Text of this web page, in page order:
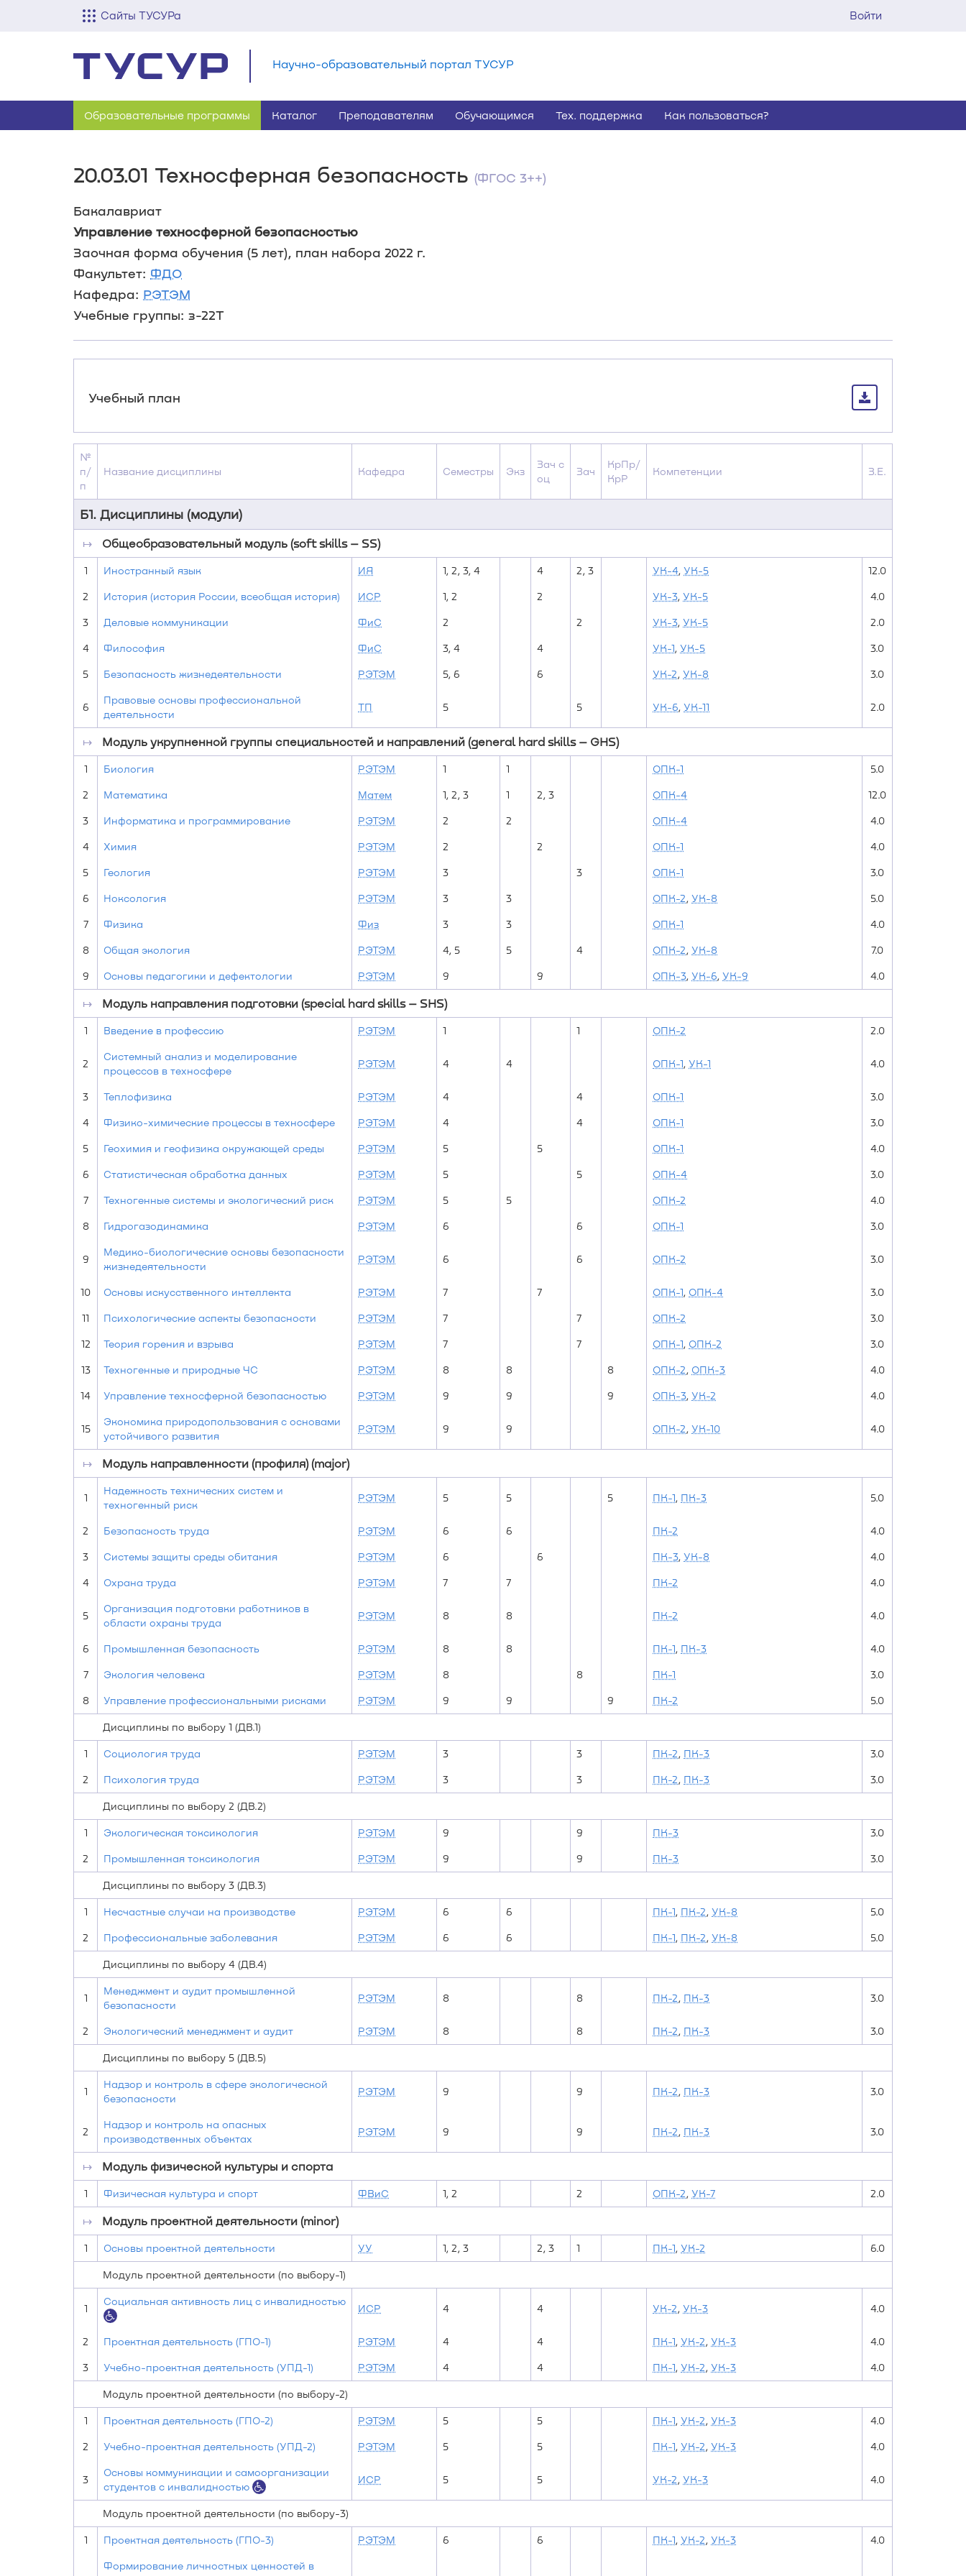
Сайты ТУСУРа Войти
Научно-образовательный портал ТУСУР
Образовательные программы Каталог Преподавателям Обучающимся Тех. поддержка Как пользоваться?
20.03.01 Техносферная безопасность (ФГОС 3++)
Бакалавриат
Управление техносферной безопасностью
Заочная форма обучения (5 лет), план набора 2022 г.
Факультет: ФДО
Кафедра: РЭТЭМ
Учебные группы: з-22Т
Учебный план
№
п/
п
Название дисциплины Кафедра Семестры Экз
Зач с
оц
Зач
КрПр/
КрР
Компетенции З.Е.
Б1. Дисциплины (модули)
↦ Общеобразовательный модуль (soft skills – SS)
1 Иностранный язык ИЯ 1, 2, 3, 4 4 2, 3 УК-4, УК-5 12.0
2 История (история России, всеобщая история) ИСР 1, 2 2 УК-3, УК-5 4.0
3 Деловые коммуникации ФиС 2 2 УК-3, УК-5 2.0
4 Философия ФиС 3, 4 4 УК-1, УК-5 3.0
5 Безопасность жизнедеятельности РЭТЭМ 5, 6 6 УК-2, УК-8 3.0
6
Правовые основы профессиональной
деятельности
ТП 5 5 УК-6, УК-11 2.0
↦ Модуль укрупненной группы специальностей и направлений (general hard skills – GHS)
1 Биология РЭТЭМ 1 1 ОПК-1 5.0
2 Математика Матем 1, 2, 3 1 2, 3 ОПК-4 12.0
3 Информатика и программирование РЭТЭМ 2 2 ОПК-4 4.0
4 Химия РЭТЭМ 2 2 ОПК-1 4.0
5 Геология РЭТЭМ 3 3 ОПК-1 3.0
6 Ноксология РЭТЭМ 3 3 ОПК-2, УК-8 5.0
7 Физика Физ 3 3 ОПК-1 4.0
8 Общая экология РЭТЭМ 4, 5 5 4 ОПК-2, УК-8 7.0
9 Основы педагогики и дефектологии РЭТЭМ 9 9 ОПК-3, УК-6, УК-9 4.0
↦ Модуль направления подготовки (special hard skills – SHS)
1 Введение в профессию РЭТЭМ 1 1 ОПК-2 2.0
2
Системный анализ и моделирование
процессов в техносфере
РЭТЭМ 4 4 ОПК-1, УК-1 4.0
3 Теплофизика РЭТЭМ 4 4 ОПК-1 3.0
4 Физико-химические процессы в техносфере РЭТЭМ 4 4 ОПК-1 3.0
5 Геохимия и геофизика окружающей среды РЭТЭМ 5 5 ОПК-1 4.0
6 Статистическая обработка данных РЭТЭМ 5 5 ОПК-4 3.0
7 Техногенные системы и экологический риск РЭТЭМ 5 5 ОПК-2 4.0
8 Гидрогазодинамика РЭТЭМ 6 6 ОПК-1 3.0
9
Медико-биологические основы безопасности
жизнедеятельности
РЭТЭМ 6 6 ОПК-2 3.0
10 Основы искусственного интеллекта РЭТЭМ 7 7 ОПК-1, ОПК-4 3.0
11 Психологические аспекты безопасности РЭТЭМ 7 7 ОПК-2 3.0
12 Теория горения и взрыва РЭТЭМ 7 7 ОПК-1, ОПК-2 3.0
13 Техногенные и природные ЧС РЭТЭМ 8 8 8 ОПК-2, ОПК-3 4.0
14 Управление техносферной безопасностью РЭТЭМ 9 9 9 ОПК-3, УК-2 4.0
15
Экономика природопользования с основами
устойчивого развития
РЭТЭМ 9 9 ОПК-2, УК-10 4.0
↦ Модуль направленности (профиля) (major)
1
Надежность технических систем и
техногенный риск
РЭТЭМ 5 5 5 ПК-1, ПК-3 5.0
2 Безопасность труда РЭТЭМ 6 6 ПК-2 4.0
3 Системы защиты среды обитания РЭТЭМ 6 6 ПК-3, УК-8 4.0
4 Охрана труда РЭТЭМ 7 7 ПК-2 4.0
5
Организация подготовки работников в
области охраны труда
РЭТЭМ 8 8 ПК-2 4.0
6 Промышленная безопасность РЭТЭМ 8 8 ПК-1, ПК-3 4.0
7 Экология человека РЭТЭМ 8 8 ПК-1 3.0
8 Управление профессиональными рисками РЭТЭМ 9 9 9 ПК-2 5.0
Дисциплины по выбору 1 (ДВ.1)
1 Социология труда РЭТЭМ 3 3 ПК-2, ПК-3 3.0
2 Психология труда РЭТЭМ 3 3 ПК-2, ПК-3 3.0
Дисциплины по выбору 2 (ДВ.2)
1 Экологическая токсикология РЭТЭМ 9 9 ПК-3 3.0
2 Промышленная токсикология РЭТЭМ 9 9 ПК-3 3.0
Дисциплины по выбору 3 (ДВ.3)
1 Несчастные случаи на производстве РЭТЭМ 6 6 ПК-1, ПК-2, УК-8 5.0
2 Профессиональные заболевания РЭТЭМ 6 6 ПК-1, ПК-2, УК-8 5.0
Дисциплины по выбору 4 (ДВ.4)
1
Менеджмент и аудит промышленной
безопасности
РЭТЭМ 8 8 ПК-2, ПК-3 3.0
2 Экологический менеджмент и аудит РЭТЭМ 8 8 ПК-2, ПК-3 3.0
Дисциплины по выбору 5 (ДВ.5)
1
Надзор и контроль в сфере экологической
безопасности
РЭТЭМ 9 9 ПК-2, ПК-3 3.0
2
Надзор и контроль на опасных
производственных объектах
РЭТЭМ 9 9 ПК-2, ПК-3 3.0
↦ Модуль физической культуры и спорта
1 Физическая культура и спорт ФВиС 1, 2 2 ОПК-2, УК-7 2.0
↦ Модуль проектной деятельности (minor)
1 Основы проектной деятельности УУ 1, 2, 3 2, 3 1 ПК-1, УК-2 6.0
Модуль проектной деятельности (по выбору-1)
1
Социальная активность лиц с инвалидностью
ИСР 4 4 УК-2, УК-3 4.0
2 Проектная деятельность (ГПО-1) РЭТЭМ 4 4 ПК-1, УК-2, УК-3 4.0
3 Учебно-проектная деятельность (УПД-1) РЭТЭМ 4 4 ПК-1, УК-2, УК-3 4.0
Модуль проектной деятельности (по выбору-2)
1 Проектная деятельность (ГПО-2) РЭТЭМ 5 5 ПК-1, УК-2, УК-3 4.0
2 Учебно-проектная деятельность (УПД-2) РЭТЭМ 5 5 ПК-1, УК-2, УК-3 4.0
3
Основы коммуникации и самоорганизации
студентов с инвалидностью
ИСР 5 5 УК-2, УК-3 4.0
Модуль проектной деятельности (по выбору-3)
1 Проектная деятельность (ГПО-3) РЭТЭМ 6 6 ПК-1, УК-2, УК-3 4.0
Формирование личностных ценностей в